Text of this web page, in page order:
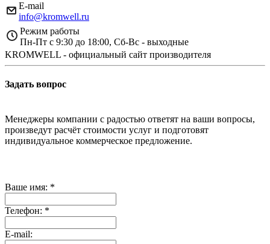
E-mail
info@kromwell.ru
Режим работы
Пн-Пт с 9:30 до 18:00, Сб-Вс - выходные
KROMWELL - официальный сайт производителя
Задать вопрос
Менеджеры компании с радостью ответят на ваши вопросы,
произведут расчёт стоимости услуг и подготовят
индивидуальное коммерческое предложение.
Ваше имя: *
Телефон: *
E-mail: